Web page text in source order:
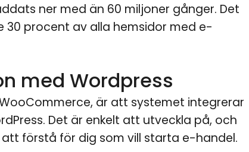
ner med än 60 miljoner gånger. Det
30 procent av alla hemsidor med e-
med Wordpress
är att systemet integrerar
Det är enkelt att utveckla på, och
förstå för dig som vill starta e-handel.